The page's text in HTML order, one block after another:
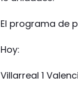
El programa de
Hoy:
Villarreal 1